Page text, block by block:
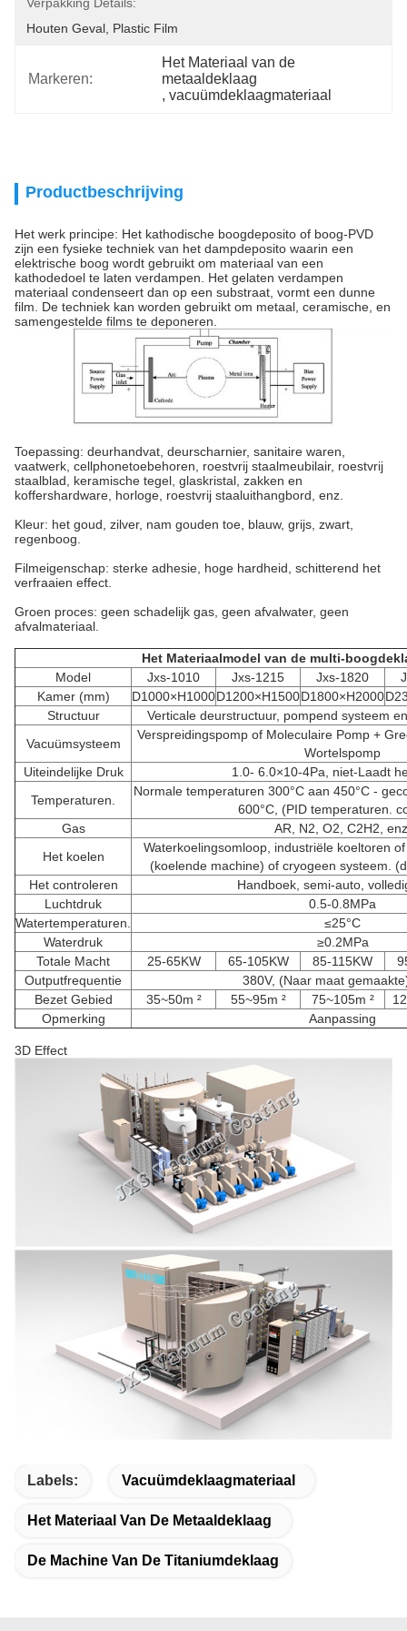
Houten Geval, Plastic Film
Markeren:
Het Materiaal van de
metaaldeklaag
, vacuümdeklaagmateriaal
Productbeschrijving
Het werk principe: Het kathodische boogdeposito of boog-PVD
zijn een fysieke techniek van het dampdeposito waarin een
elektrische boog wordt gebruikt om materiaal van een
kathodedoel te laten verdampen. Het gelaten verdampen
materiaal condenseert dan op een substraat, vormt een dunne
film. De techniek kan worden gebruikt om metaal, ceramische, en
samengestelde films te deponeren.
Toepassing: deurhandvat, deurscharnier, sanitaire waren,
vaatwerk, cellphonetoebehoren, roestvrij staalmeubilair, roestvrij
staalblad, keramische tegel, glaskristal, zakken en
koffershardware, horloge, roestvrij staaluithangbord, enz.
Kleur: het goud, zilver, nam gouden toe, blauw, grijs, zwart,
regenboog.
Filmeigenschap: sterke adhesie, hoge hardheid, schitterend het
verfraaien effect.
Groen proces: geen schadelijk gas, geen afvalwater, geen
afvalmateriaal.
Het Materiaalmodel van de multi-
Model
Jxs-1010 Jxs-1215 Jxs-1820
Kamer (mm)
D1000×H1000D1200×H1500D1800×H2000
Structuur
Verticale deurstructuur, pompend systeem
Vacuümsysteem
Verspreidingspomp of Moleculaire Pomp +
Wortelspomp
Uiteindelijke Druk
1.0- 6.0×10-4Pa, niet-Laadt
Temperaturen.
Normale temperaturen 300°C aan 450°C -
600°C, (PID temperaturen.
Gas
AR, N2, O2, C2H2,
Het koelen
Waterkoelingsomloop, industriële koeltoren
(koelende machine) of cryogeen systeem.
Het controleren
Handboek, semi-auto,
Luchtdruk
0.5-0.8MPa
Watertemperaturen.
≤25°C
Waterdruk
≥0.2MPa
Totale Macht
25-65KW 65-105KW 85-115KW
Outputfrequentie
380V, (Naar maat
Bezet Gebied
35~50m ² 55~95m ² 75~105m ²
Opmerking
Aanpassing
3D Effect
Labels: Vacuümdeklaagmateriaal
Het Materiaal Van De Metaaldeklaag
De Machine Van De Titaniumdeklaag